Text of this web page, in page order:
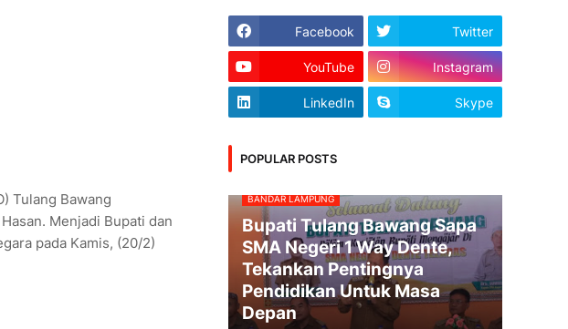
Tulang Bawang
Menjadi Bupati dan
pada Kamis, (20/2)
Facebook Twitter
YouTube Instagram
LinkedIn Skype
POPULAR POSTS
BANDAR LAMPUNG
Bupati Tulang Bawang Sapa
SMA Negeri 1 Way Dente,
Tekankan Pentingnya
Pendidikan Untuk Masa
Depan